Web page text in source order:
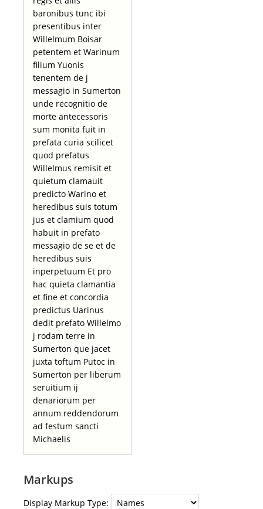
baronibus tunc ibi
presentibus inter
Willelmum Boisar
petentem et Warinum
filium Yuonis
tenentem de j
messagio in Sumerton
unde recognitio de
morte antecessoris
sum monita fuit in
prefata curia scilicet
quod prefatus
Willelmus remisit et
quietum clamauit
predicto Warino et
heredibus suis totum
jus et clamium quod
habuit in prefato
messagio de se et de
heredibus suis
inperpetuum Et pro
hac quieta clamantia
et fine et concordia
predictus Uarinus
dedit prefato Willelmo
j rodam terre in
Sumerton que jacet
juxta toftum Putoc in
Sumerton per liberum
seruitium ij
denariorum per
annum reddendorum
ad festum sancti
Michaelis
Markups
Display Markup Type: